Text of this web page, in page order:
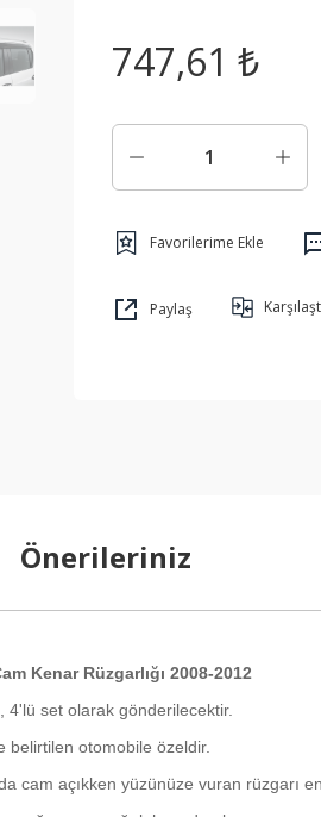
747,61 ₺
Paylaş
Önerileriniz
Kenar Rüzgarlığı 2008-2012
4'lü set olarak gönderilecektir.
belirtilen otomobile özeldir.
cam açıkken yüzünüze vuran rüzgarı